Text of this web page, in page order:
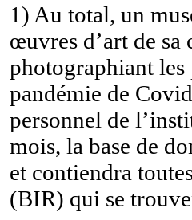
1) Au total, un
œuvres d’art de sa
photographiant les
pandémie de
personnel de
mois, la base de
et contiendra
(BIR) qui se